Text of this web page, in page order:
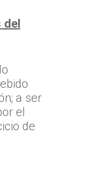
a ser
el
de